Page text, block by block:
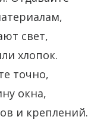
свет,
хлопок.
точно,
окна,
и креплений.